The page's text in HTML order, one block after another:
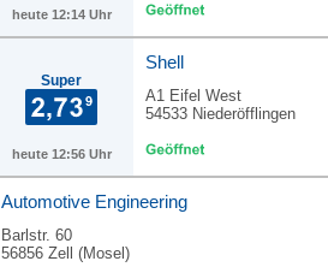
heute 12:14 Uhr
Super
heute 12:56 Uhr
Shell
A1 Eifel West
54533 Niederöfflingen
Automotive Engineering
Barlstr. 60
56856 Zell (Mosel)